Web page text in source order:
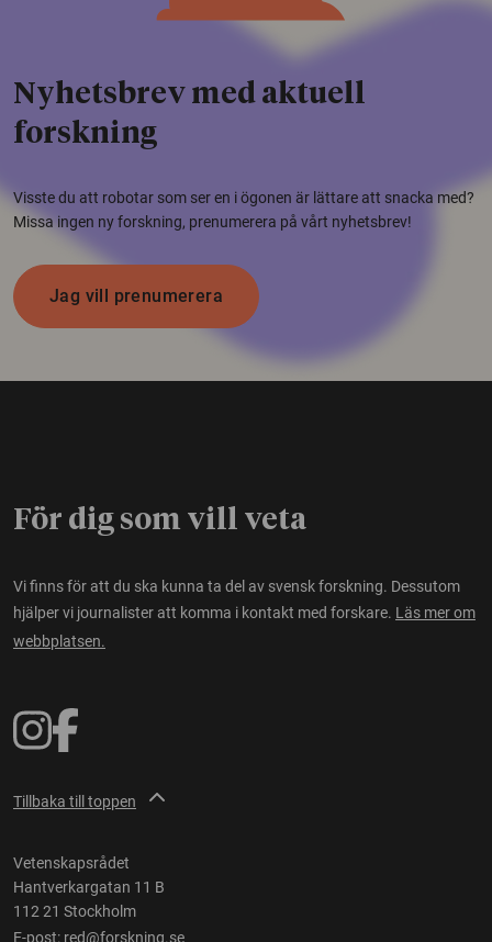
Nyhetsbrev med aktuell
forskning
Visste du att robotar som ser en i ögonen är lättare att snacka med?
Missa ingen ny forskning, prenumerera på vårt nyhetsbrev!
Jag vill prenumerera
För dig som vill veta
Vi finns för att du ska kunna ta del av svensk forskning. Dessutom
hjälper vi journalister att komma i kontakt med forskare. Läs mer om
webbplatsen.
Tillbaka till toppen
Vetenskapsrådet
Hantverkargatan 11 B
112 21 Stockholm
E-post: red@forskning.se